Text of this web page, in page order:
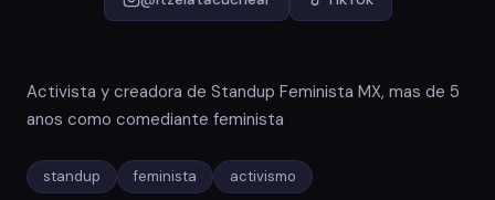
Activista y creadora de Standup Feminista MX, mas de 5
anos como comediante feminista
standup feminista activismo